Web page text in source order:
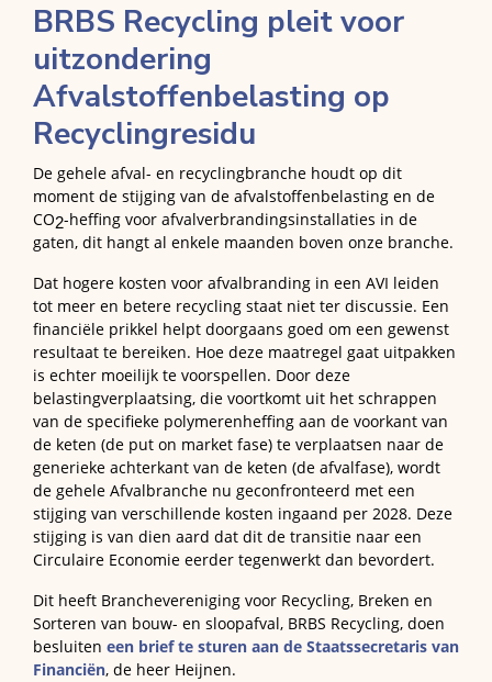
BRBS Recycling pleit voor
uitzondering
Afvalstoffenbelasting op
Recyclingresidu
De gehele afval- en recyclingbranche houdt op dit
moment de stijging van de afvalstoffenbelasting en de
CO2-heffing voor afvalverbrandingsinstallaties in de
gaten, dit hangt al enkele maanden boven onze branche.
Dat hogere kosten voor afvalbranding in een AVI leiden
tot meer en betere recycling staat niet ter discussie. Een
financiële prikkel helpt doorgaans goed om een gewenst
resultaat te bereiken. Hoe deze maatregel gaat uitpakken
is echter moeilijk te voorspellen. Door deze
belastingverplaatsing, die voortkomt uit het schrappen
van de specifieke polymerenheffing aan de voorkant van
de keten (de put on market fase) te verplaatsen naar de
generieke achterkant van de keten (de afvalfase), wordt
de gehele Afvalbranche nu geconfronteerd met een
stijging van verschillende kosten ingaand per 2028. Deze
stijging is van dien aard dat dit de transitie naar een
Circulaire Economie eerder tegenwerkt dan bevordert.
Dit heeft Branchevereniging voor Recycling, Breken en
Sorteren van bouw- en sloopafval, BRBS Recycling, doen
besluiten een brief te sturen aan de Staatssecretaris van
Financiën, de heer Heijnen.